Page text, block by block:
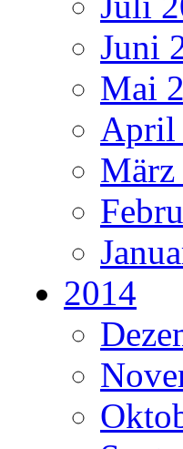
Juni
Mai
April
März
2014